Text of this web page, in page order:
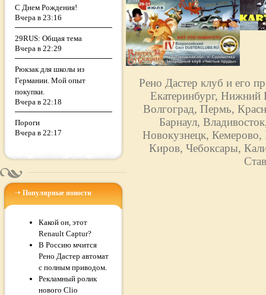
С Днем Рождения!
Вчера в 23:16
29RUS: Общая тема
Вчера в 22:29
Рюкзак для школы из
Германии. Мой опыт
покупки.
Вчера в 22:18
Пороги
Вчера в 22:17
Популярные новости
Какой он, этот
Renault Captur?
В Россию мчится
Рено Дастер автомат
с полным приводом.
Рекламный ролик
нового Clio
Рено Дастер клуб и его
Екатеринбург, Нижний
Волгоград, Пермь,
Барнаул,
Новокузнецк,
Киров, Чебоксары,